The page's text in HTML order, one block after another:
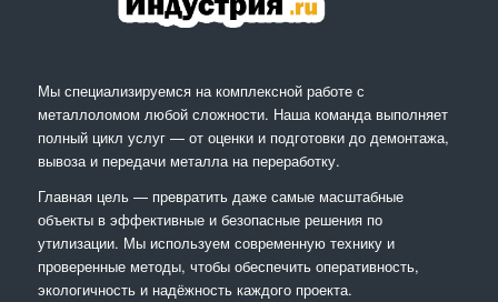
Мы специализируемся на комплексной работе с
металлоломом любой сложности. Наша команда выполняет
полный цикл услуг — от оценки и подготовки до демонтажа,
вывоза и передачи металла на переработку.
Главная цель — превратить даже самые масштабные
объекты в эффективные и безопасные решения по
утилизации. Мы используем современную технику и
проверенные методы, чтобы обеспечить оперативность,
экологичность и надёжность каждого проекта.